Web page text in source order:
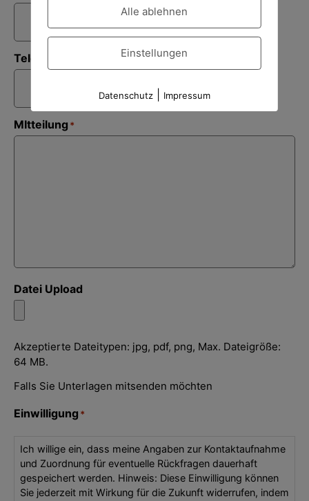
Telefon / Rückrufnummer
MItteilung *
Datei Upload
Akzeptierte Dateitypen: jpg, pdf, png, Max. Dateigröße:
64 MB.
Falls Sie Unterlagen mitsenden möchten
Einwilligung *
Ich willige ein, dass meine Angaben zur Kontaktaufnahme
und Zuordnung für eventuelle Rückfragen dauerhaft
gespeichert werden. Hinweis: Diese Einwilligung können
Sie jederzeit mit Wirkung für die Zukunft widerrufen, indem
Alle ablehnen
Einstellungen
Datenschutz| Impressum